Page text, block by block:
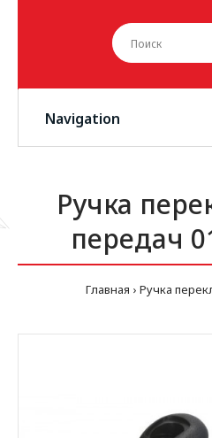
Navigation
Ручка
передач
Главная Ручка